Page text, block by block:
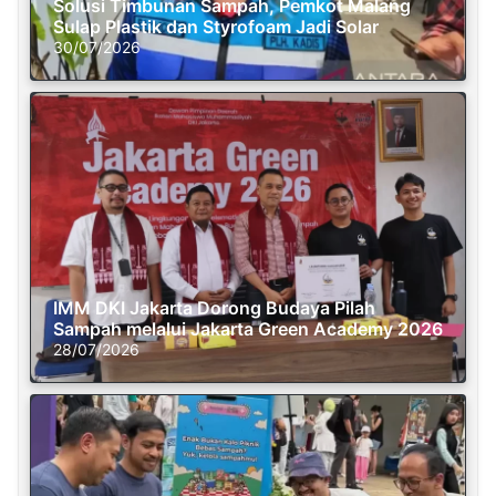
Solusi Timbunan Sampah, Pemkot Malang
Sulap Plastik dan Styrofoam Jadi Solar
30/07/2026
IMM DKI Jakarta Dorong Budaya Pilah
Sampah melalui Jakarta Green Academy 2026
28/07/2026